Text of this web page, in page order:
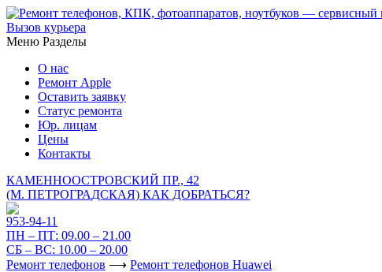
Вызов курьера
Меню Разделы
О нас
Ремонт Apple
Оставить заявку
Статус ремонта
Юр. лицам
Цены
Контакты
КАМЕННООСТРОВСКИЙ ПР., 42
(М. ПЕТРОГРАДСКАЯ) КАК ДОБРАТЬСЯ?
953-94-11
ПН – ПТ: 09.00 – 21.00
СБ – ВС: 10.00 – 20.00
Ремонт телефонов ⟶ Ремонт телефонов Huawei